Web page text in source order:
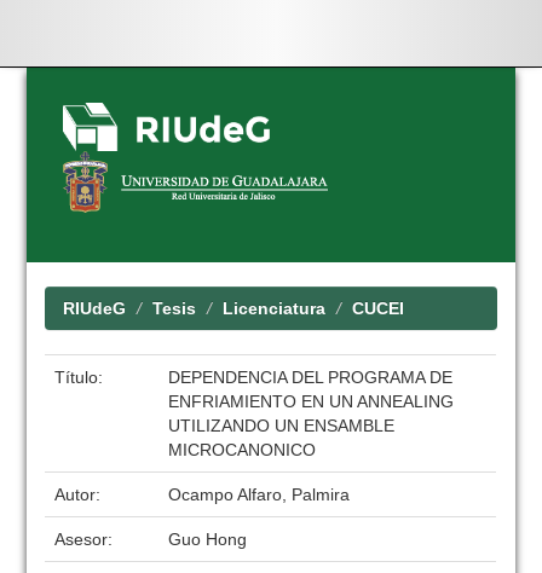
Skip
navigation
RIUdeG Tesis Licenciatura CUCEI
Título:
DEPENDENCIA DEL PROGRAMA DE
ENFRIAMIENTO EN UN ANNEALING
UTILIZANDO UN ENSAMBLE
MICROCANONICO
Autor: Ocampo Alfaro, Palmira
Asesor: Guo Hong